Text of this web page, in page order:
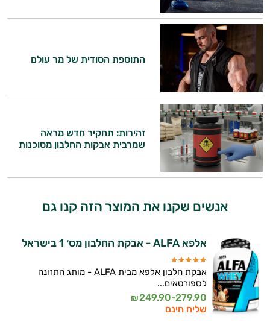
התוספת הסודית של מר עולם
זהירות: תחקיר חדש מראה
שמרבית אבקות החלבון מסוכנות
אנשים שקנו את המוצר הזה קנו גם
אלפא ALFA - אבקת החלבון מס׳ 1 בישראל
אבקת חלבון אלפא מבית ALFA - מותג התזונה
לספורטאים...
249.90-279.90
₪
שליח חינם
המטרה שלי היא להתאים עבורך המלצות
אישיות מבוססות מדעית.
זה הזמן להתחיל. איך אוכל לעזור?